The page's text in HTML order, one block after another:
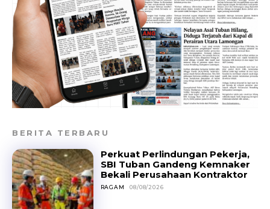
BERITA TERBARU
Perkuat Perlindungan Pekerja,
SBI Tuban Gandeng Kemnaker
Bekali Perusahaan Kontraktor
RAGAM 08/08/2026